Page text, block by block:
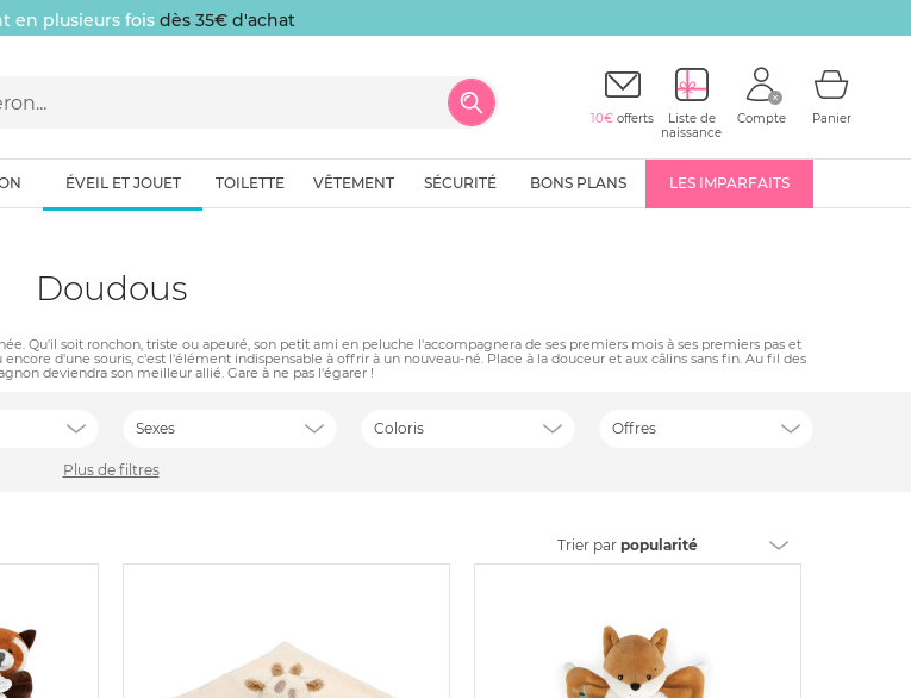
en plusieurs fois dès 35€ d'achat
10€ offerts
Liste de
naissance
Compte Panier
ÉVEIL ET JOUET TOILETTE VÊTEMENT SÉCURITÉ BONS PLANS LES IMPARFAITS
Doudous
Qu'il soit ronchon, triste ou apeuré, son petit ami en peluche l'accompagnera de ses premiers mois à ses premiers pas et
d'une souris, c'est l'élément indispensable à offrir à un nouveau-né. Place à la douceur et aux câlins sans fin. Au fil des
deviendra son meilleur allié. Gare à ne pas l'égarer !
Sexes Coloris Offres
Plus de filtres
Trier par popularité